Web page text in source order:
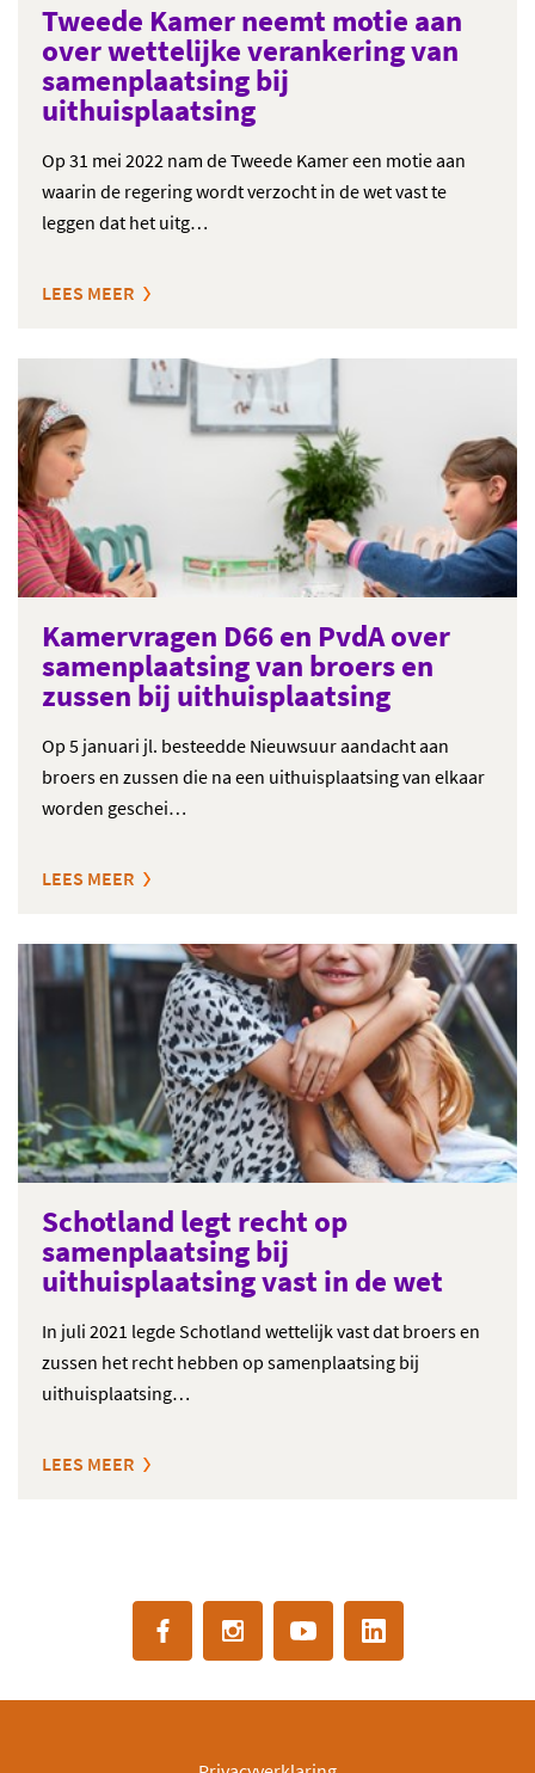
Tweede Kamer neemt motie aan
over wettelijke verankering van
samenplaatsing bij
uithuisplaatsing
Op 31 mei 2022 nam de Tweede Kamer een motie aan
waarin de regering wordt verzocht in de wet vast te
leggen dat het uitg…
LEES MEER
Kamervragen D66 en PvdA over
samenplaatsing van broers en
zussen bij uithuisplaatsing
Op 5 januari jl. besteedde Nieuwsuur aandacht aan
broers en zussen die na een uithuisplaatsing van elkaar
worden geschei…
LEES MEER
Schotland legt recht op
samenplaatsing bij
uithuisplaatsing vast in de wet
In juli 2021 legde Schotland wettelijk vast dat broers en
zussen het recht hebben op samenplaatsing bij
uithuisplaatsing…
LEES MEER